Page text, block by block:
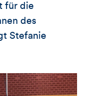
für die
des
Stefanie